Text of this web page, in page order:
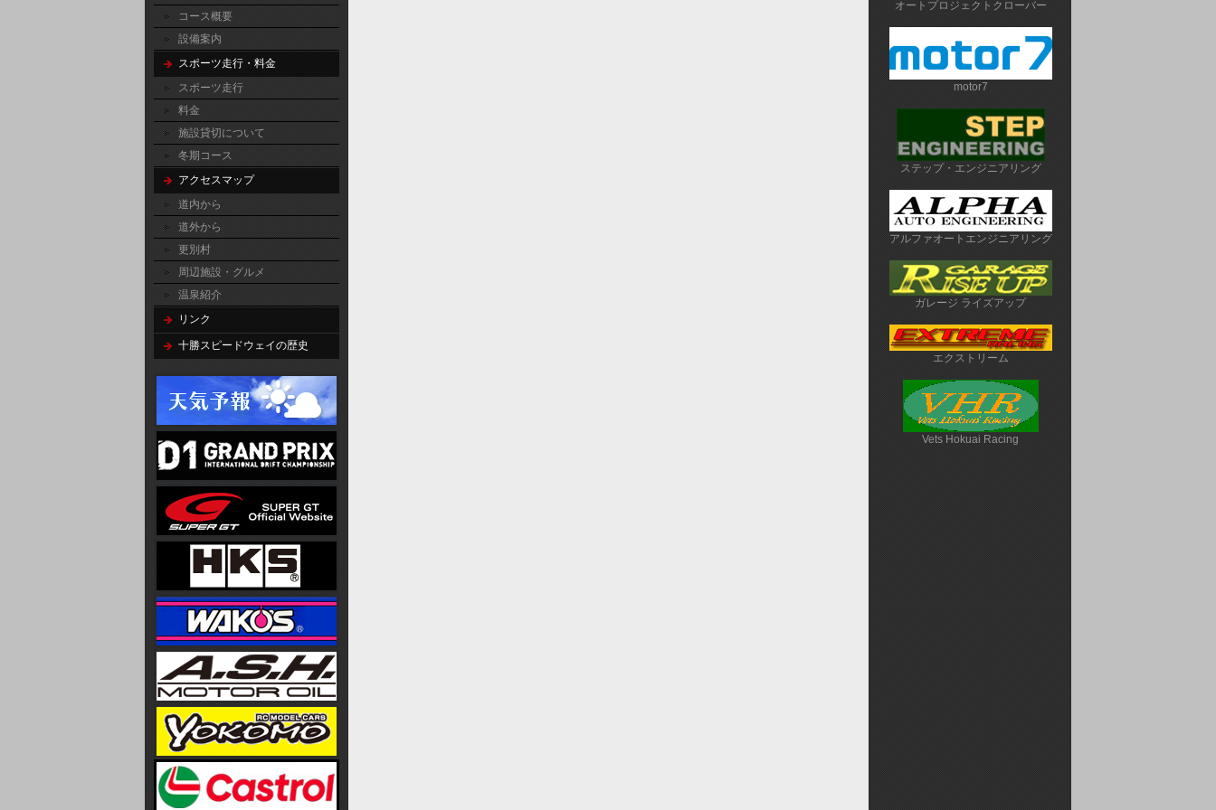
コース概要
設備案内
スポーツ走行・料金
スポーツ走行
料金
施設貸切について
冬期コース
アクセスマップ
道内から
道外から
更別村
周辺施設・グルメ
温泉紹介
リンク
十勝スピードウェイの歴史
オートプロジェクトクローバー
motor7
ステップ・エンジニアリング
アルファオートエンジニアリング
ガレージ ライズアップ
エクストリーム
Vets Hokuai Racing